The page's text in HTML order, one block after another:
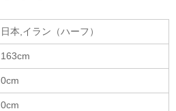
日本,イラン（ハーフ）
163cm
0cm
0cm